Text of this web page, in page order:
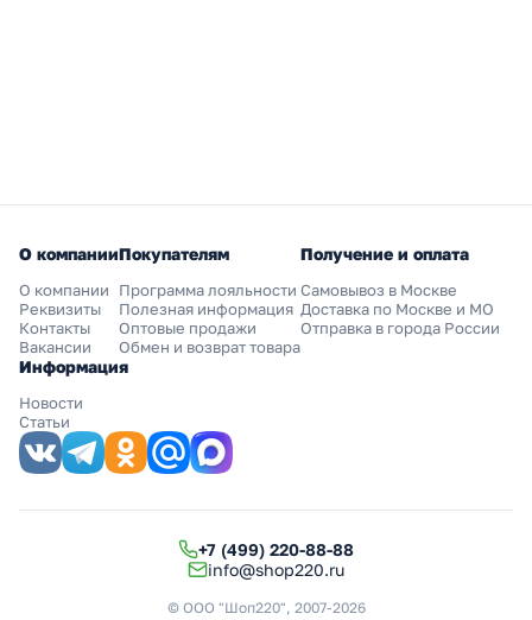
О компании
О компании
Реквизиты
Контакты
Вакансии
Покупателям
Программа лояльности
Полезная информация
Оптовые продажи
Обмен и возврат товара
Получение и оплата
Самовывоз в Москве
Доставка по Москве и МО
Отправка в города России
Информация
Новости
Статьи
+7 (499) 220-88-88
info@shop220.ru
© ООО "Шоп220", 2007-2026